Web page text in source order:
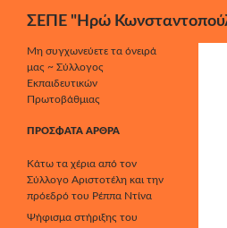
Μετάβαση
περιεχόμενο
ΣΕΠΕ "Ηρώ
Μη συγχωνεύετε τα όνειρά
μας ~ Σύλλογος
Εκπαιδευτικών
Πρωτοβάθμιας
ΠΡΌΣΦΑΤΑ ΆΡΘΡΑ
Κάτω τα χέρια από τον
Σύλλογο Αριστοτέλη και την
πρόεδρό του Ρέππα Ντίνα
Ψήφισμα στήριξης του